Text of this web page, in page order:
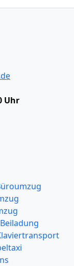
Uhr
Beiladung